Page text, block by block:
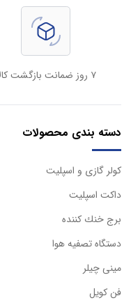
۷ روز ضمانت بازگشت کالا
دسته بندی محصولات
كولر گازی و اسپليت
داكت اسپليت
برج خنك كننده
دستگاه تصفيه هوا
مینی چیلر
فن کویل